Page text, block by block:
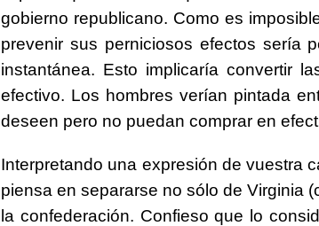
gobierno republicano. Como es
prevenir sus perniciosos efectos sería
instantánea. Esto implicaría convertir
efectivo. Los hombres verían pintada
deseen pero no puedan comprar en
Interpretando una expresión de vuestra
piensa en separarse no sólo de Virginia
la confederación. Confieso que lo